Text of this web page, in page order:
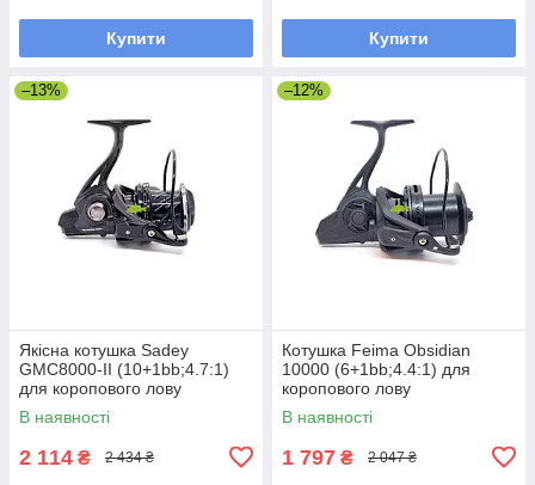
Купити Купити
–13%
Якісна котушка Sadey
GMC8000-II (10+1bb;4.7:1)
для коропового лову
(конусна шпуля)
В наявності
2 114 ₴ 2 434 ₴
–12%
Котушка Feima Obsidian
10000 (6+1bb;4.4:1) для
коропового лову
В наявності
1 797 ₴ 2 047 ₴